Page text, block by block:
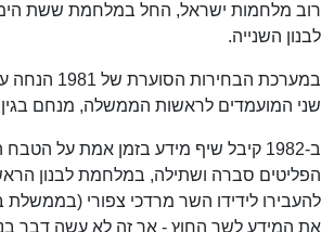
רוב מלחמות ישראל, החל במלחמת ששת
לבנון השנייה.
במערכת הבחירות
שני המועמדים לראשות הממשלה, מנחם בגין
ב-1982 קיבל שיף מידע בזמן אמת על
הפליטים סברה ושתילה, במלחמת לבנון
להעבירו לידידו השר מרדכי צפורי (בממשלת
את המידע לשר החוץ - אך זה לא עשה דבר